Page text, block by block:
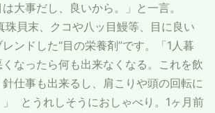
大事だし、良いから。」と一言。
珠貝末、クコや八ッ目鰻等、目に良い
ンドした“目の栄養剤”です。「1人暮
なったら何も出来なくなる。これを飲
仕事も出来るし、肩こりや頭の回転に
」 とうれしそうにおしゃべり。1ヶ月前